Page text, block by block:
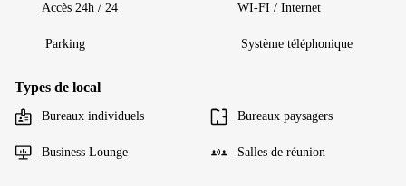
Accès 24h / 24 WI-FI / Internet
Parking Système téléphonique
Types de local
Bureaux individuels Bureaux paysagers
Business Lounge Salles de réunion